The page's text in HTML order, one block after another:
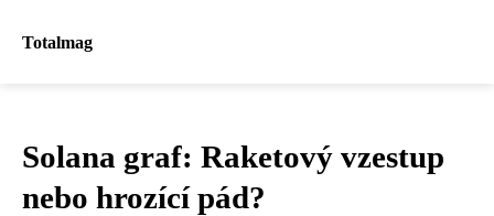
Totalmag
Solana graf: Raketový vzestup
nebo hrozící pád?